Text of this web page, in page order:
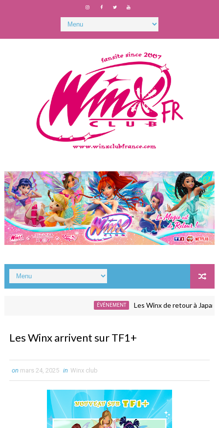
ÉVÉNEMENT Les Winx de retour à Japan
Les Winx arrivent sur TF1+
on mars 24, 2025 in Winx club